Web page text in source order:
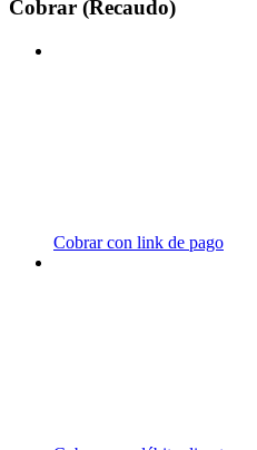
Cobrar (Recaudo)
Cobrar con link de pago